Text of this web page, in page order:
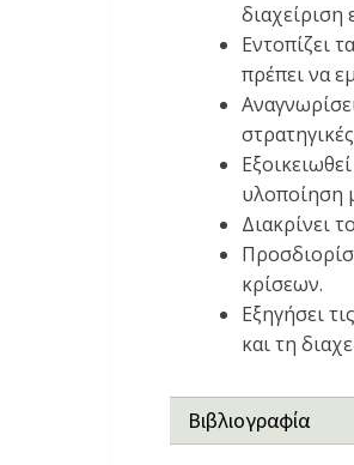
διαχείριση
Εντοπίζει
πρέπει να
υλοποίηση
Διακρίνει
κρίσεων.
Εξηγήσει
και τη
Βιβλιογραφία